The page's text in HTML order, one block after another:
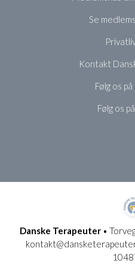
Se
Kontakt
Følg os
Følg os
Danske Terapeuter•